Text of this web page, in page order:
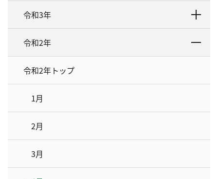
令和3年
令和2年
令和2年トップ
1月
2月
3月